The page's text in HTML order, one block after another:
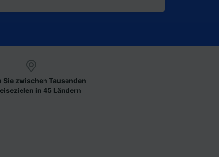
Sie zwischen Tausenden
in 45 Ländern